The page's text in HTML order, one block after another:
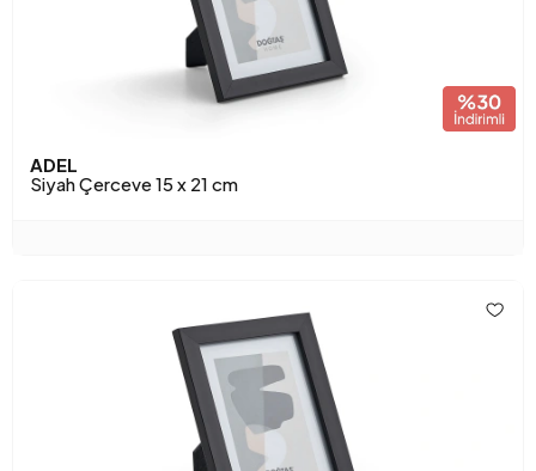
ADEL
Siyah Çerceve 15 x 21 cm